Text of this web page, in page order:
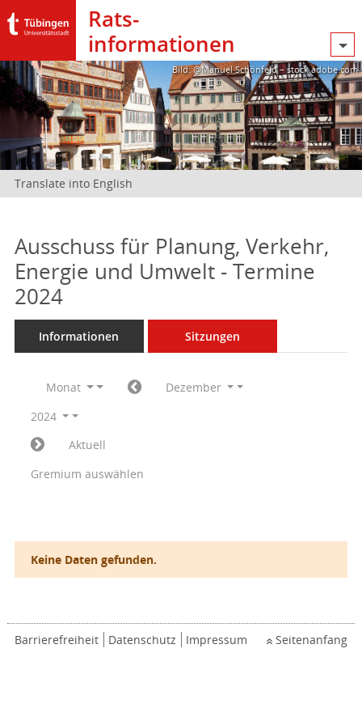
Rats­
informationen
Bild: @Manuel Schönfeld – stock.adobe.com
Translate into English
Ausschuss für Planung, Verkehr,
Energie und Umwelt - Termine
2024
Informationen Sitzungen
Monat
Dezember
2024
Aktuell
Gremium auswählen
Keine Daten gefunden.
Barrierefreiheit Datenschutz Impressum Seitenanfang